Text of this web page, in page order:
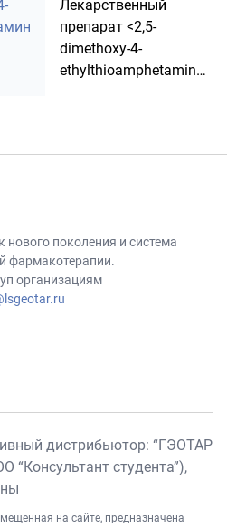
препаратом <1,2-
benzodiazepine>.
активность
лекарственного
препарата
<Буторфанол>.
Лекарственный
препарат <2,5-
dimethoxy-4-
ethylthioamphetamine>
лекарственного
поколения и система
фармакотерапии.
организациям
дистрибьютор: “ГЭОТАР
“Консультант студента”),
на сайте, предназначена